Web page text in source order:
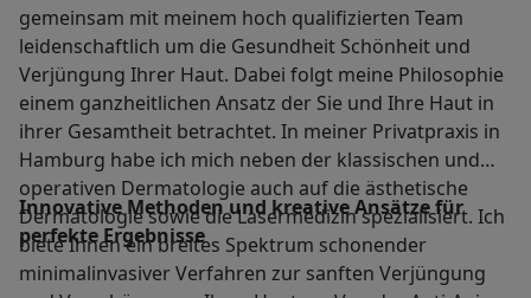
gemeinsam mit meinem hoch qualifizierten Team
leidenschaftlich um die Gesundheit Schönheit und
Verjüngung Ihrer Haut. Dabei folgt meine Philosophie
einem ganzheitlichen Ansatz der Sie und Ihre Haut in
ihrer Gesamtheit betrachtet. In meiner Privatpraxis in
Hamburg habe ich mich neben der klassischen und
operativen Dermatologie auch auf die ästhetische
Dermatologie sowie die Lasermedizin spezialisiert. Ich
biete Ihnen ein breites Spektrum schonender
minimalinvasiver Verfahren zur sanften Verjüngung
Innovative Methoden und kreative Ansätze für
perfekte Ergebnisse